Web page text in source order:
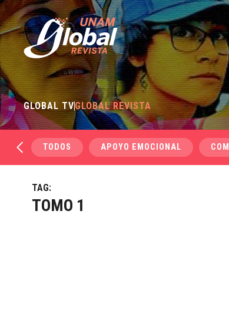
GLOBAL TVGLOBAL REVISTA
TODOS APOYO EMOCIONAL
TAG:
TOMO 1